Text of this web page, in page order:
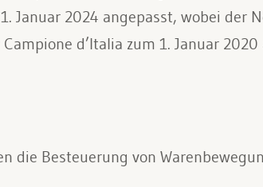
Januar 2024 angepasst, wobei der
d’Italia zum 1. Januar
die Besteuerung von